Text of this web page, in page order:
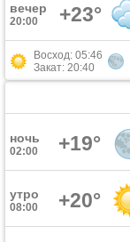
вечер
20:00 +23°
Восход: 05:46
Закат: 20:40
ночь
02:00 +19°
утро
08:00 +20°